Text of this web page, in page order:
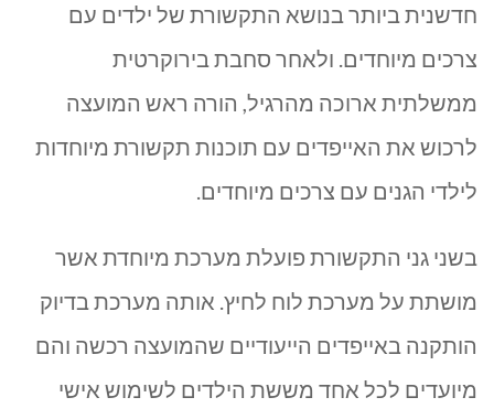
חדשנית ביותר בנושא התקשורת של ילדים עם
צרכים מיוחדים. ולאחר סחבת בירוקרטית
ממשלתית ארוכה מהרגיל, הורה ראש המועצה
לרכוש את האייפדים עם תוכנות תקשורת מיוחדות
לילדי הגנים עם צרכים מיוחדים.
בשני גני התקשורת פועלת מערכת מיוחדת אשר
מושתת על מערכת לוח לחיץ. אותה מערכת בדיוק
הותקנה באייפדים הייעודיים שהמועצה רכשה והם
מיועדים לכל אחד מששת הילדים לשימוש אישי